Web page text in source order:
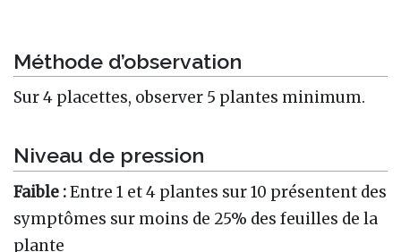
Méthode d’observation
Sur 4 placettes, observer 5 plantes minimum.
Niveau de pression
Faible :Entre 1 et 4 plantes sur 10 présentent des
symptômes sur moins de 25% des feuilles de la
plante